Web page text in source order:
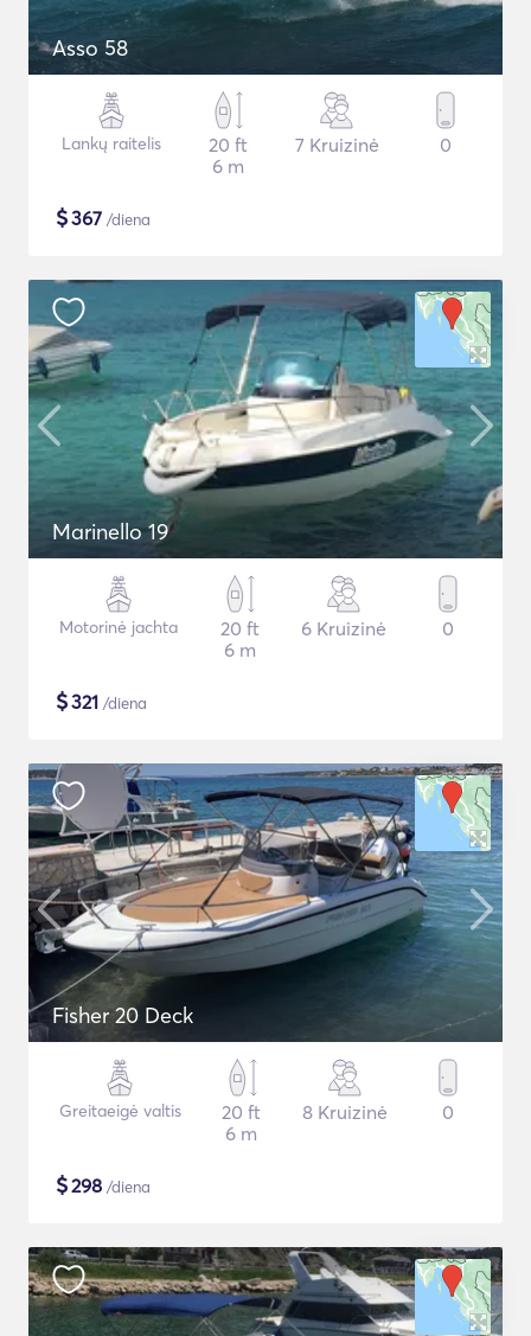
Asso 58
Lankų raitelis
20 ft
6 m
7 Kruizinė 0
$367 /diena
Marinello 19
Motorinė jachta
20 ft
6 m
6 Kruizinė 0
$321 /diena
Fisher 20 Deck
Greitaeigė valtis
20 ft
6 m
8 Kruizinė 0
$298 /diena